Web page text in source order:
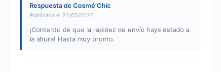
Respuesta de Cosmé’Chic
Publicada el 22/05/2026
¡Contento de que la rapidez de envío haya estado a
la altura! Hasta muy pronto.